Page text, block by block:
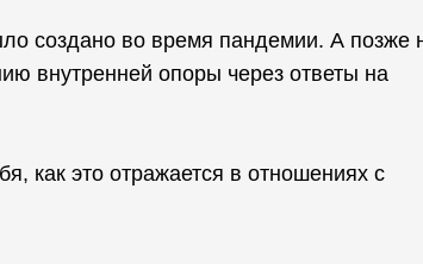
создано во время пандемии. А позже
внутренней опоры через ответы на
как это отражается в отношениях с